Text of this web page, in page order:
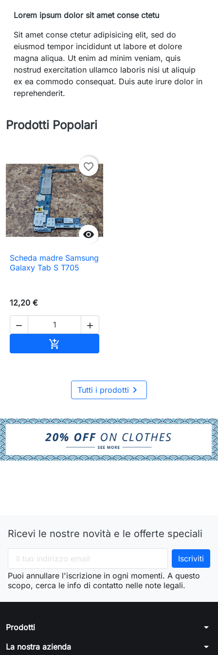
Lorem ipsum dolor sit amet conse ctetu
Sit amet conse ctetur adipisicing elit, sed do
eiusmod tempor incididunt ut labore et dolore
magna aliqua. Ut enim ad minim veniam, quis
nostrud exercitation ullamco laboris nisi ut aliquip
ex ea commodo consequat. Duis aute irure dolor in
reprehenderit.
Prodotti Popolari

favorite_border
Scheda madre Samsung
Galaxy Tab S T705
12,20 €
 

Tutti i prodotti 
Ricevi le nostre novità e le offerte speciali
Puoi annullare l'iscrizione in ogni momenti. A questo
scopo, cerca le info di contatto nelle note legali.
Prodotti arrow_drop_down
La nostra azienda arrow_drop_down